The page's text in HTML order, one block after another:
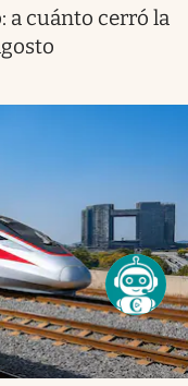
a cuánto cerró la